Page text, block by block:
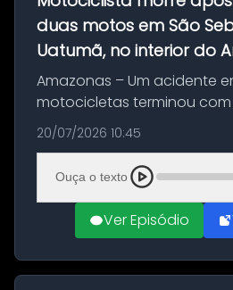
duas motos em São
Uatumã, no interior do
Amazonas – Um acidente
motocicletas terminou com
Figueiredo de Souza, de 38
de São Sebastião do
Amazonas. A colisão ocorreu
20/07/2026 10:45
Ouça o texto
Ver Episódio